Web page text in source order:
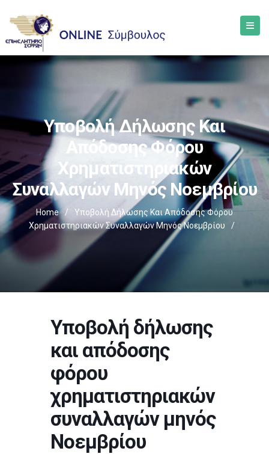
Υποβολή Δήλωσης Και
Απόδοσης Φόρου
Χρηματιστηριακών
Συναλλαγών Μηνός Νοεμβρίου
Home /
Υποβολή Δήλωσης Και Απόδοσης Φόρου
Χρηματιστηριακών Συναλλαγών Μηνός Νοεμβρίου
/
Υποβολή δήλωσης
και απόδοσης
φόρου
χρηματιστηριακών
συναλλαγών μηνός
Νοεμβρίου